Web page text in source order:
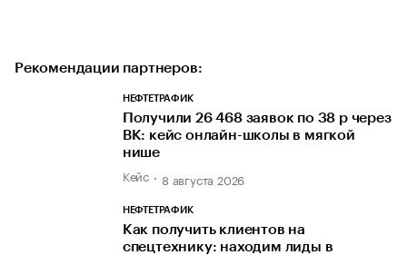
Рекомендации партнеров:
НЕФТЕТРАФИК
Получили 26 468 заявок по 38 р через
ВК: кейс онлайн-школы в мягкой
нише
Кейс 8 августа 2026
НЕФТЕТРАФИК
Как получить клиентов на
спецтехнику: находим лиды в